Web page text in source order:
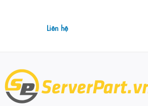
Liên hệ